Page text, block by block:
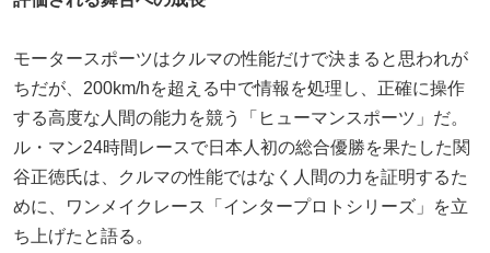
モータースポーツはクルマの性能だけで決まると思われが
ちだが、200km/hを超える中で情報を処理し、正確に操作
する高度な人間の能力を競う「ヒューマンスポーツ」だ。
ル・マン24時間レースで日本人初の総合優勝を果たした関
谷正徳氏は、クルマの性能ではなく人間の力を証明するた
めに、ワンメイクレース「インタープロトシリーズ」を立
ち上げたと語る。